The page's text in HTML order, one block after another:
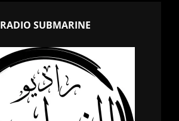
RADIO SUBMARINE